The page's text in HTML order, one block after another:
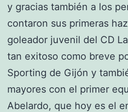
y gracias también a los
contaron sus primeras
goleador juvenil del CD
tan exitoso como breve
Sporting de Gijón y
mayores con el primer
Abelardo, que hoy es el